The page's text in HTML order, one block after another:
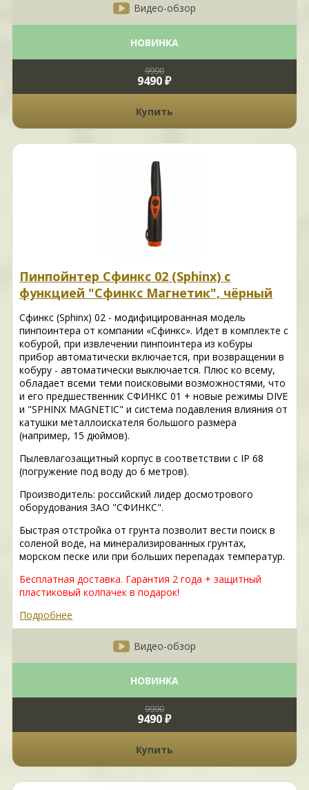
Видео-обзор
НОВИНКА
9990
9490 ₽
Купить
Пинпойнтер Сфинкс 02 (Sphinx) с
функцией "Сфинкс Магнетик", чёрный
Сфинкс (Sphinx) 02 - модифицированная модель
пинпоинтера от компании «Сфинкс». Идет в комплекте с
кобурой, при извлечении пинпоинтера из кобуры
прибор автоматически включается, при возвращении в
кобуру - автоматически выключается. Плюс ко всему,
обладает всеми теми поисковыми возможностями, что
и его предшественник СФИНКС 01 + новые режимы DIVE
и "SPHINX MAGNETIC" и система подавления влияния от
катушки металлоискателя большого размера
(например, 15 дюймов).
Пылевлагозащитный корпус в соответствии с IP 68
(погружение под воду до 6 метров).
Производитель: российский лидер досмотрового
оборудования ЗАО "СФИНКС".
Быстрая отстройка от грунта позволит вести поиск в
соленой воде, на минерализированных грунтах,
морском песке или при больших перепадах температур.
Бесплатная доставка. Гарантия 2 года + защитный
пластиковый колпачек в подарок!
Подробнее
Видео-обзор
НОВИНКА
9990
9490 ₽
Купить